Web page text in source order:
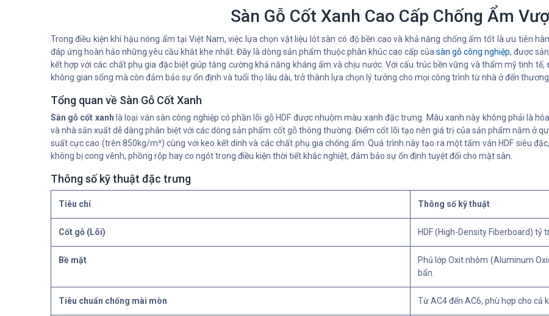
Sàn Gỗ Cốt Xanh Cao Cấp Chống Ẩm
Trong điều kiện khí hậu nóng ẩm tại Việt Nam, việc lựa chọn vật liệu lót sàn có độ bền cao và khả năng chống ẩm tốt là ưu tiên
đáp ứng hoàn hảo những yêu cầu khắt khe nhất. Đây là dòng sản phẩm thuộc phân khúc cao cấp củasàn gỗ công nghiệp, được
kết hợp với các chất phụ gia đặc biệt giúp tăng cường khả năng kháng ẩm và chịu nước. Với cấu trúc bền vững và thẩm mỹ tinh tế,
không gian sống mà còn đảm bảo sự ổn định và tuổi thọ lâu dài, trở thành lựa chọn lý tưởng cho mọi công trình từ nhà ở đến thương
Tổng quan về Sàn Gỗ Cốt Xanh
Sàn gỗ cốt xanh là loại ván sàn công nghiệp có phần lõi gỗ HDF được nhuộm màu xanh đặc trưng. Màu xanh này không phải là
và nhà sản xuất dễ dàng phân biệt với các dòng sản phẩm cốt gỗ thông thường. Điểm cốt lõi tạo nên giá trị của sản phẩm nằm ở
suất cực cao (trên 850kg/m³) cùng với keo kết dính và các chất phụ gia chống ẩm. Quá trình này tạo ra một tấm ván HDF siêu
không bị cong vênh, phồng rộp hay co ngót trong điều kiện thời tiết khắc nghiệt, đảm bảo sự ổn định tuyệt đối cho mặt sàn.
Thông số kỹ thuật đặc trưng
Tiêu chí Thông số kỹ thuật
Cốt gỗ (Lõi) HDF (High-Density Fiberboard) tỷ
Bề mặt
Phủ lớp Oxit nhôm (Aluminum
bẩn.
Tiêu chuẩn chống mài mòn Từ AC4 đến AC6, phù hợp cho cả